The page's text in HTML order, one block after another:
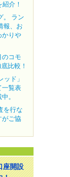
介！
。 ラン
報、お
かりや
のコモ
比較！
ド」
一覧表
。
を行な
がご協
座開設